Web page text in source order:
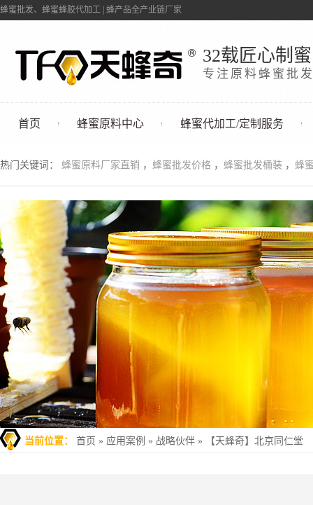
蜂蜜批发、蜂蜜蜂胶代加工 | 蜂产品全产业链厂家
32载匠心制蜜
专注原料蜂蜜批
首页 蜂蜜原料中心 蜂蜜代加工/定制服务
联系我们
热门关键词： 蜂蜜原料厂家直销 ， 蜂蜜批发价格 ， 蜂蜜批发桶装 ， 蜂
当前位置： 首页 » 应用案例 » 战略伙伴 » 【天蜂奇】北京同仁堂